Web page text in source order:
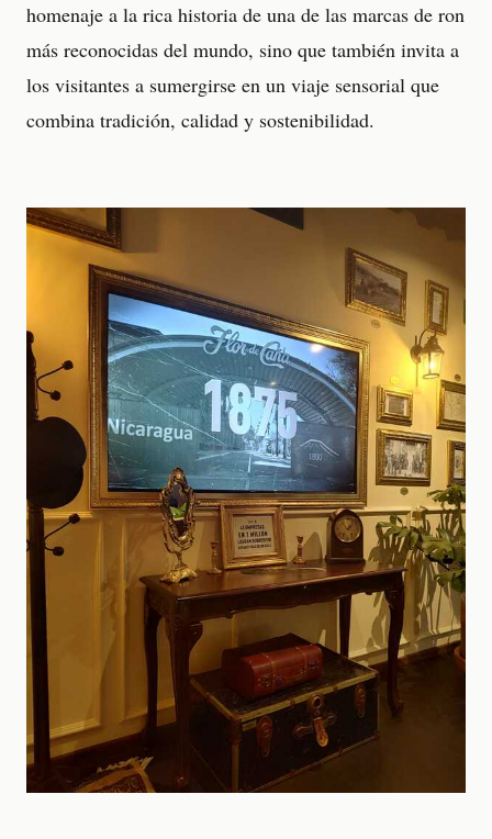
homenaje a la rica historia de una de las marcas de ron
más reconocidas del mundo, sino que también invita a
los visitantes a sumergirse en un viaje sensorial que
combina tradición, calidad y sostenibilidad.